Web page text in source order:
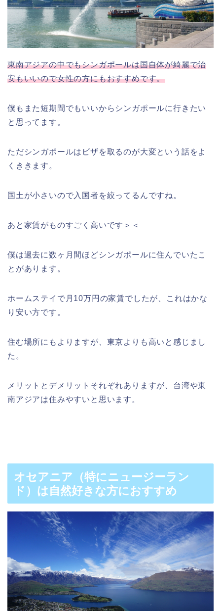
東南アジアの中でもシンガポールは国自体が綺麗で治
安もいいので女性の方にもおすすめです。
僕もまた短期間でもいいからシンガポールに行きたい
と思ってます。
ただシンガポールはビザを取るのが大変という話をよ
くききます。
国土が小さいので入国者を絞ってるんですね。
あと家賃がものすごく高いです＞＜
僕は過去に数ヶ月間ほどシンガポールに住んでいたこ
とがあります。
ホームステイで月10万円の家賃でしたが、これはかな
り安い方です。
住む場所にもよりますが、東京よりも高いと感じまし
た。
メリットとデメリットそれぞれありますが、台湾や東
南アジアは住みやすいと思います。
オセアニア（特にニュージーラン
ド）は自然好きな方におすすめ